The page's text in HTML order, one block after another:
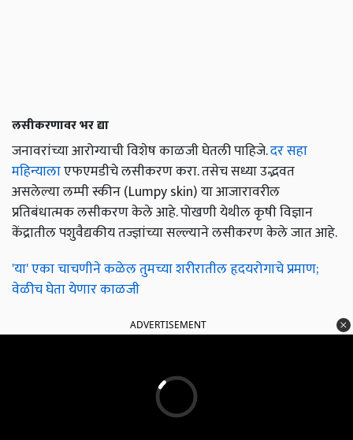
लसीकरणावर भर द्या
जनावरांच्या आरोग्याची विशेष काळजी घेतली पाहिजे.दर सहा
महिन्यालाएफएमडीचे लसीकरण करा. तसेच सध्या उद्भवत
असलेल्या लम्पी स्कीन (Lumpy skin) या आजारावरील
प्रतिबंधात्मक लसीकरण केले आहे. पोखणी येथील कृषी विज्ञान
केंद्रातील पशुवैद्यकीय तज्ज्ञांच्या सल्ल्याने लसीकरण केले जात आहे.
'या' एका चाचणीने कळेल तुमच्या शरीरातील हृदयरोगाचे प्रमाण;
वेळीच घेता येणार काळजी
ADVERTISEMENT